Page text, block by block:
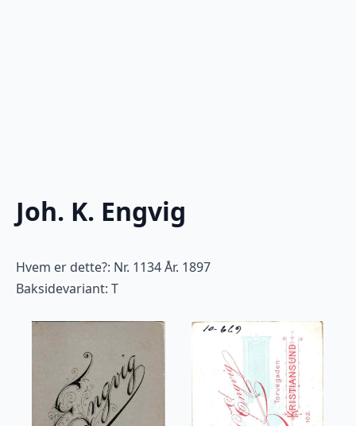
Joh. K. Engvig
Hvem er dette?: Nr. 1134 År. 1897
Baksidevariant: T